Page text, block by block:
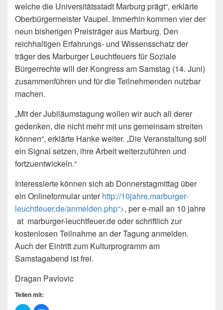
welche die Universitätsstadt Marburg prägt“, erklärte
Oberbürgermeister Vaupel. Immerhin kommen vier der
neun bisherigen Preisträger aus Marburg. Den
reichhaltigen Erfahrungs- und Wissensschatz der
träger des Marburger Leuchtfeuers für Soziale
Bürgerrechte will der Kongress am Samstag (14. Juni)
zusammenführen und für die Teilnehmenden nutzbar
machen.
„Mit der Jubiläumstagung wollen wir auch all derer
gedenken, die nicht mehr mit uns gemeinsam streiten
können“, erklärte Hanke weiter. „Die Veranstaltung soll
ein Signal setzen, ihre Arbeit weiterzuführen und
fortzuentwickeln.“
Interessierte können sich ab Donnerstagmittag über
ein Onlineformular unterhttp://10jahre.marburger-
leuchtfeuer.de/anmelden.php“>, per e-mail an 10 jahre
at marburger-leuchtfeuer.de oder schriftlich zur
kostenlosen Teilnahme an der Tagung anmelden.
Auch der Eintritt zum Kulturprogramm am
Samstagabend ist frei.
Dragan Pavlovic
Teilen mit: